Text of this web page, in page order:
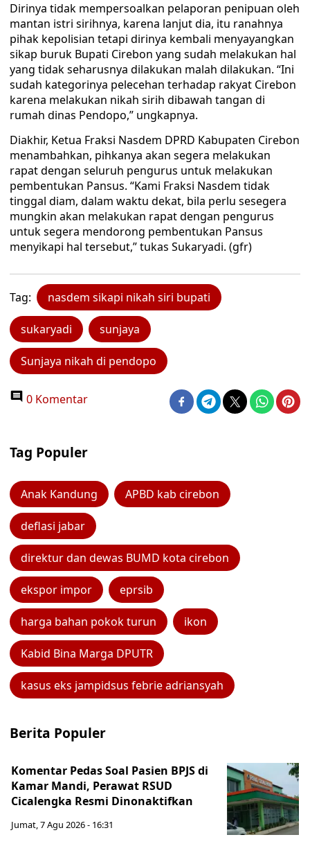
Dirinya tidak mempersoalkan pelaporan penipuan oleh
mantan istri sirihnya, karena lanjut dia, itu ranahnya
pihak kepolisian tetapi dirinya kembali menyayangkan
sikap buruk Bupati Cirebon yang sudah melakukan hal
yang tidak seharusnya dilakukan malah dilakukan. “Ini
sudah kategorinya pelecehan terhadap rakyat Cirebon
karena melakukan nikah sirih dibawah tangan di
rumah dinas Pendopo,” ungkapnya.
Diakhir, Ketua Fraksi Nasdem DPRD Kabupaten Cirebon
menambahkan, pihkanya akan segera melakukan
rapat dengan seluruh pengurus untuk melakukan
pembentukan Pansus. “Kami Fraksi Nasdem tidak
tinggal diam, dalam waktu dekat, bila perlu sesegera
mungkin akan melakukan rapat dengan pengurus
untuk segera mendorong pembentukan Pansus
menyikapi hal tersebut,” tukas Sukaryadi. (gfr)
Tag: nasdem sikapi nikah siri bupati
sukaryadi sunjaya
Sunjaya nikah di pendopo
0 Komentar
Tag Populer
Anak Kandung APBD kab cirebon
deflasi jabar
direktur dan dewas BUMD kota cirebon
ekspor impor eprsib
harga bahan pokok turun ikon
Kabid Bina Marga DPUTR
kasus eks jampidsus febrie adriansyah
Berita Populer
Komentar Pedas Soal Pasien BPJS di
Kamar Mandi, Perawat RSUD
Cicalengka Resmi Dinonaktifkan
Jumat, 7 Agu 2026 - 16:31